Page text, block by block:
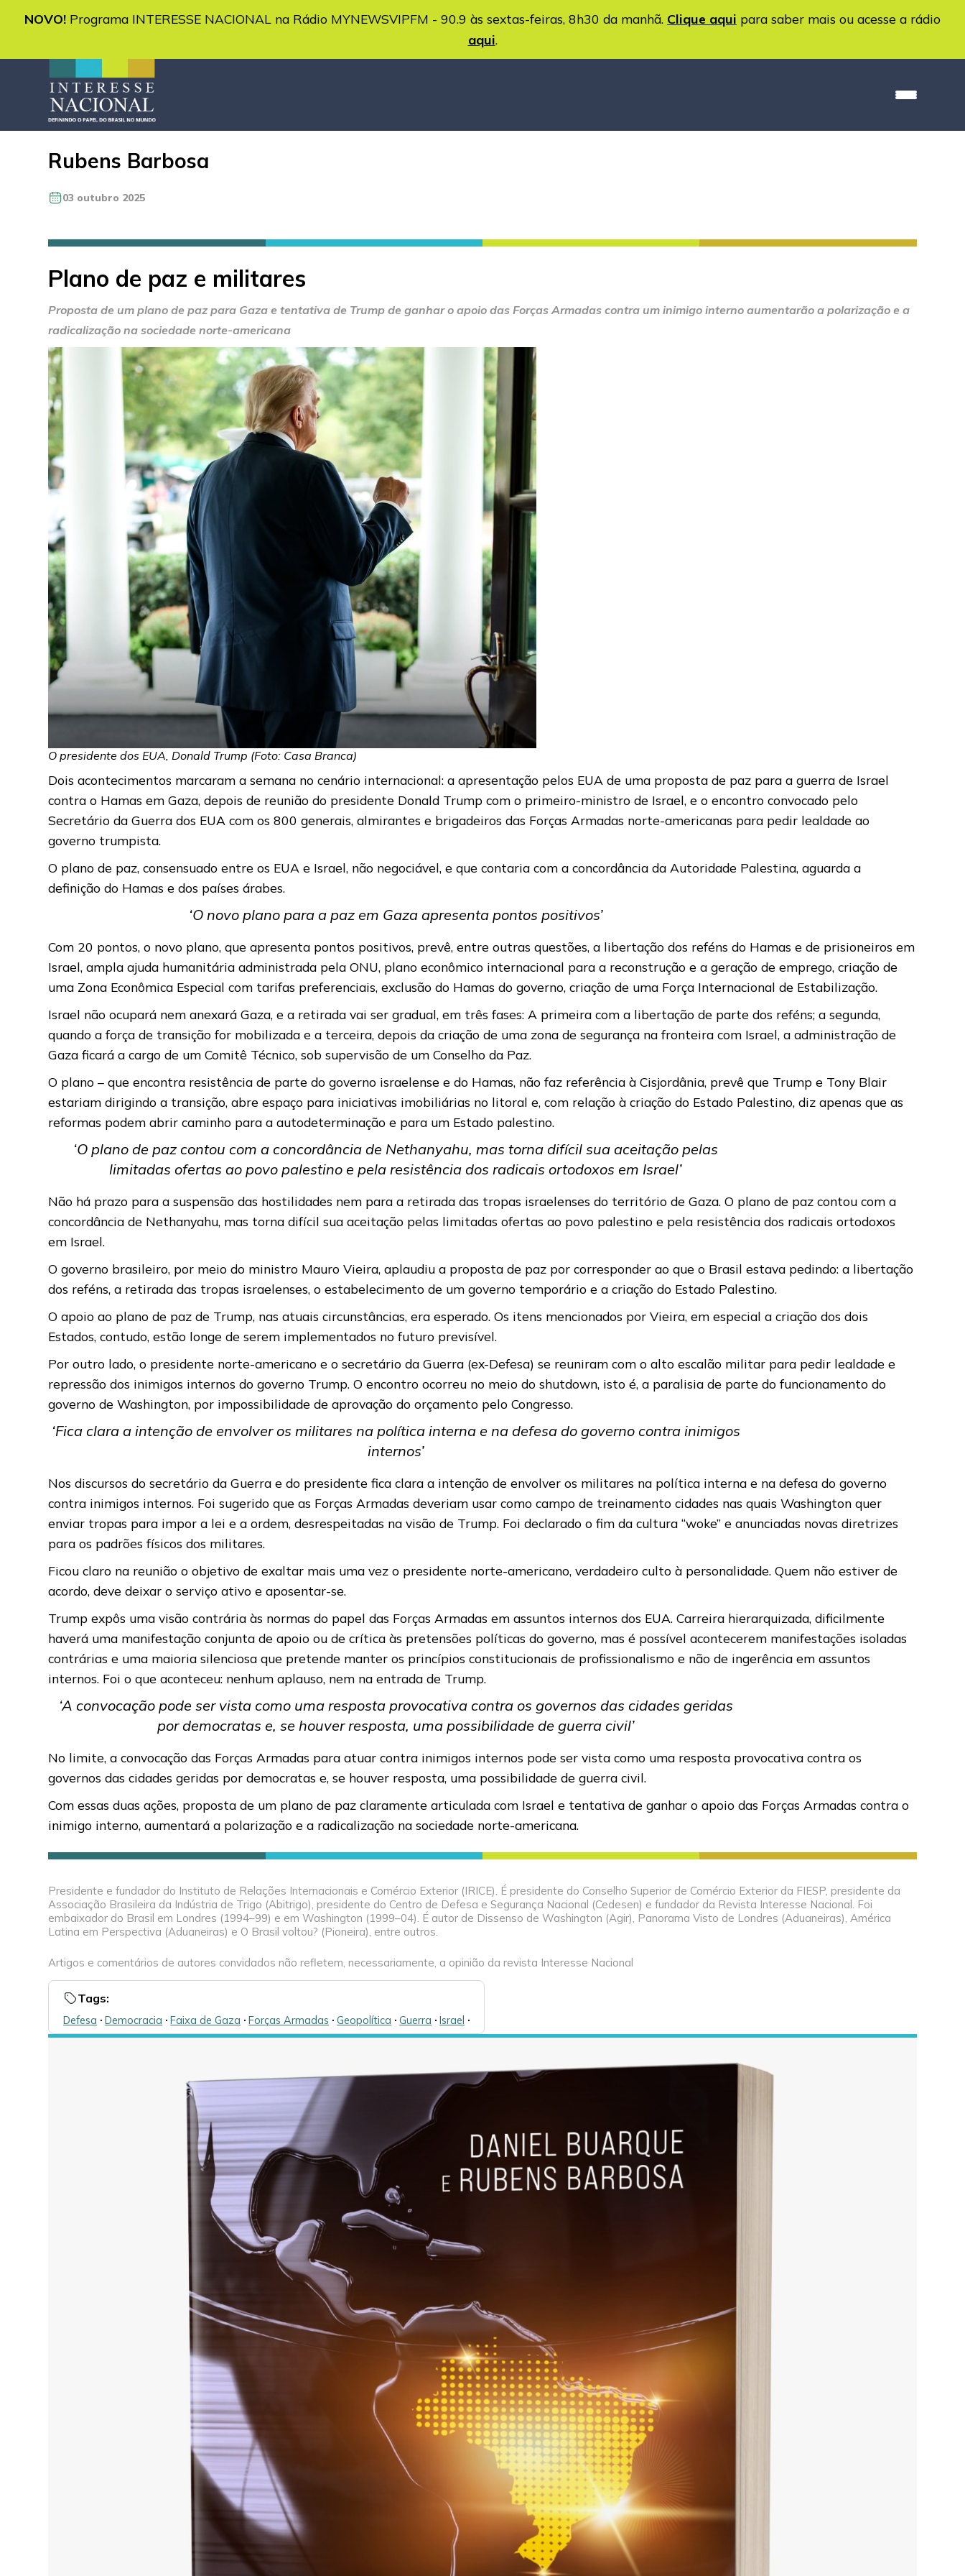
NOVO! Programa INTERESSE NACIONAL na Rádio MYNEWSVIPFM - 90.9 às sextas-feiras, 8h30 da manhã. Clique aqui para saber mais ou acesse a rádio
aqui.
Rubens Barbosa
03 outubro 2025
Plano de paz e militares
Proposta de um plano de paz para Gaza e tentativa de Trump de ganhar o apoio das Forças Armadas contra um inimigo interno aumentarão a polarização e a
radicalização na sociedade norte-americana
O presidente dos EUA, Donald Trump (Foto: Casa Branca)
Dois acontecimentos marcaram a semana no cenário internacional: a apresentação pelos EUA de uma proposta de paz para a guerra de Israel
contra o Hamas em Gaza, depois de reunião do presidente Donald Trump com o primeiro-ministro de Israel, e o encontro convocado pelo
Secretário da Guerra dos EUA com os 800 generais, almirantes e brigadeiros das Forças Armadas norte-americanas para pedir lealdade ao
governo trumpista.
O plano de paz, consensuado entre os EUA e Israel, não negociável, e que contaria com a concordância da Autoridade Palestina, aguarda a
definição do Hamas e dos países árabes.
‘O novo plano para a paz em Gaza apresenta pontos positivos’
Com 20 pontos, o novo plano, que apresenta pontos positivos, prevê, entre outras questões, a libertação dos reféns do Hamas e de prisioneiros em
Israel, ampla ajuda humanitária administrada pela ONU, plano econômico internacional para a reconstrução e a geração de emprego, criação de
uma Zona Econômica Especial com tarifas preferenciais, exclusão do Hamas do governo, criação de uma Força Internacional de Estabilização.
Israel não ocupará nem anexará Gaza, e a retirada vai ser gradual, em três fases: A primeira com a libertação de parte dos reféns; a segunda,
quando a força de transição for mobilizada e a terceira, depois da criação de uma zona de segurança na fronteira com Israel, a administração de
Gaza ficará a cargo de um Comitê Técnico, sob supervisão de um Conselho da Paz.
O plano – que encontra resistência de parte do governo israelense e do Hamas, não faz referência à Cisjordânia, prevê que Trump e Tony Blair
estariam dirigindo a transição, abre espaço para iniciativas imobiliárias no litoral e, com relação à criação do Estado Palestino, diz apenas que as
reformas podem abrir caminho para a autodeterminação e para um Estado palestino.
‘O plano de paz contou com a concordância de Nethanyahu, mas torna difícil sua aceitação pelas
limitadas ofertas ao povo palestino e pela resistência dos radicais ortodoxos em Israel’
Não há prazo para a suspensão das hostilidades nem para a retirada das tropas israelenses do território de Gaza. O plano de paz contou com a
concordância de Nethanyahu, mas torna difícil sua aceitação pelas limitadas ofertas ao povo palestino e pela resistência dos radicais ortodoxos
em Israel.
O governo brasileiro, por meio do ministro Mauro Vieira, aplaudiu a proposta de paz por corresponder ao que o Brasil estava pedindo: a libertação
dos reféns, a retirada das tropas israelenses, o estabelecimento de um governo temporário e a criação do Estado Palestino.
O apoio ao plano de paz de Trump, nas atuais circunstâncias, era esperado. Os itens mencionados por Vieira, em especial a criação dos dois
Estados, contudo, estão longe de serem implementados no futuro previsível.
Por outro lado, o presidente norte-americano e o secretário da Guerra (ex-Defesa) se reuniram com o alto escalão militar para pedir lealdade e
repressão dos inimigos internos do governo Trump. O encontro ocorreu no meio do shutdown, isto é, a paralisia de parte do funcionamento do
governo de Washington, por impossibilidade de aprovação do orçamento pelo Congresso.
‘Fica clara a intenção de envolver os militares na política interna e na defesa do governo contra inimigos
internos’
Nos discursos do secretário da Guerra e do presidente fica clara a intenção de envolver os militares na política interna e na defesa do governo
contra inimigos internos. Foi sugerido que as Forças Armadas deveriam usar como campo de treinamento cidades nas quais Washington quer
enviar tropas para impor a lei e a ordem, desrespeitadas na visão de Trump. Foi declarado o fim da cultura “woke” e anunciadas novas diretrizes
para os padrões físicos dos militares.
Ficou claro na reunião o objetivo de exaltar mais uma vez o presidente norte-americano, verdadeiro culto à personalidade. Quem não estiver de
acordo, deve deixar o serviço ativo e aposentar-se.
Trump expôs uma visão contrária às normas do papel das Forças Armadas em assuntos internos dos EUA. Carreira hierarquizada, dificilmente
haverá uma manifestação conjunta de apoio ou de crítica às pretensões políticas do governo, mas é possível acontecerem manifestações isoladas
contrárias e uma maioria silenciosa que pretende manter os princípios constitucionais de profissionalismo e não de ingerência em assuntos
internos. Foi o que aconteceu: nenhum aplauso, nem na entrada de Trump.
‘A convocação pode ser vista como uma resposta provocativa contra os governos das cidades geridas
por democratas e, se houver resposta, uma possibilidade de guerra civil’
No limite, a convocação das Forças Armadas para atuar contra inimigos internos pode ser vista como uma resposta provocativa contra os
governos das cidades geridas por democratas e, se houver resposta, uma possibilidade de guerra civil.
Com essas duas ações, proposta de um plano de paz claramente articulada com Israel e tentativa de ganhar o apoio das Forças Armadas contra o
inimigo interno, aumentará a polarização e a radicalização na sociedade norte-americana.
Presidente e fundador do Instituto de Relações Internacionais e Comércio Exterior (IRICE). É presidente do Conselho Superior de Comércio Exterior da FIESP, presidente da
Associação Brasileira da Indústria de Trigo (Abitrigo), presidente do Centro de Defesa e Segurança Nacional (Cedesen) e fundador da Revista Interesse Nacional. Foi
embaixador do Brasil em Londres (1994–99) e em Washington (1999–04). É autor de Dissenso de Washington (Agir), Panorama Visto de Londres (Aduaneiras), América
Latina em Perspectiva (Aduaneiras) e O Brasil voltou? (Pioneira), entre outros.
Artigos e comentários de autores convidados não refletem, necessariamente, a opinião da revista Interesse Nacional
Tags:
Defesa 🞌Democracia 🞌Faixa de Gaza 🞌Forças Armadas 🞌Geopolítica 🞌Guerra 🞌Israel 🞌